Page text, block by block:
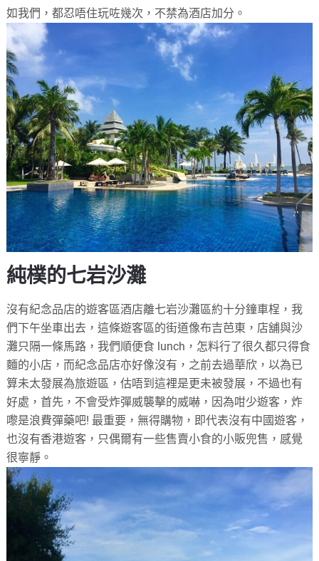
如我們，都忍唔住玩咗幾次，不禁為酒店加分。
純樸的七岩沙灘
沒有紀念品店的遊客區酒店離七岩沙灘區約十分鐘車桯，我
們下午坐車出去，這條遊客區的街道像布吉芭東，店舖與沙
灘只隔一條馬路，我們順便食 lunch，怎料行了很久都只得食
麵的小店，而紀念品店亦好像沒有，之前去過華欣，以為已
算未太發展為旅遊區，估唔到這裡是更未被發展，不過也有
好處，首先，不會受炸彈威襲擊的威嚇，因為咁少遊客，炸
嚟是浪費彈藥吧! 最重要，無得購物，即代表沒有中國遊客，
也沒有香港遊客，只偶爾有一些售賣小食的小販兜售，感覺
很寧靜。